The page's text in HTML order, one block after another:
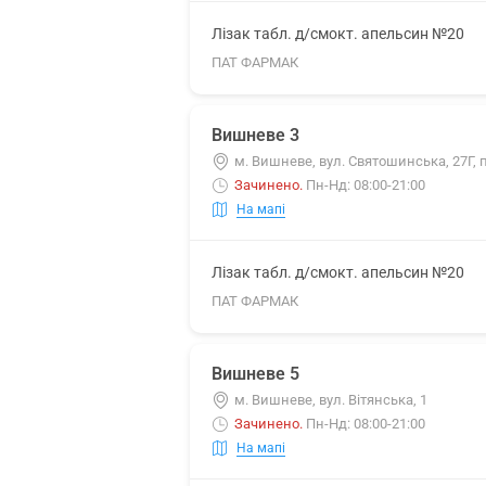
Лізак табл. д/смокт. апельсин №20
ПАТ ФАРМАК
Вишневе 3
м. Вишневе, вул. Святошинська, 27Г,
Зачинено. Пн-Нд: 08:00-21:00
На мапі
Лізак табл. д/смокт. апельсин №20
ПАТ ФАРМАК
Вишневе 5
м. Вишневе, вул. Вітянська, 1
Зачинено. Пн-Нд: 08:00-21:00
На мапі